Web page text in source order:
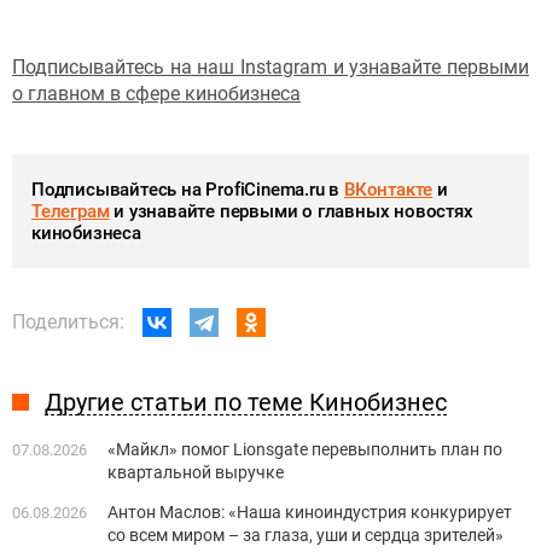
Подписывайтесь на наш Instagram и узнавайте первыми
о главном в сфере кинобизнеса
Подписывайтесь на ProfiCinema.ru в ВКонтакте и
Телеграми узнавайте первыми о главных новостях
кинобизнеса
Поделиться:
Другие статьи по теме Кинобизнес
07.08.2026
«Майкл» помог Lionsgate перевыполнить план по
квартальной выручке
06.08.2026
Антон Маслов: «Наша киноиндустрия конкурирует
со всем миром – за глаза, уши и сердца зрителей»